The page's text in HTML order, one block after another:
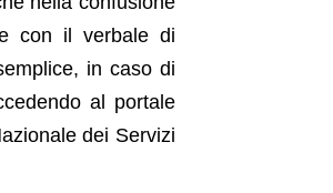
con il verbale di
in caso di
al portale
dei Servizi